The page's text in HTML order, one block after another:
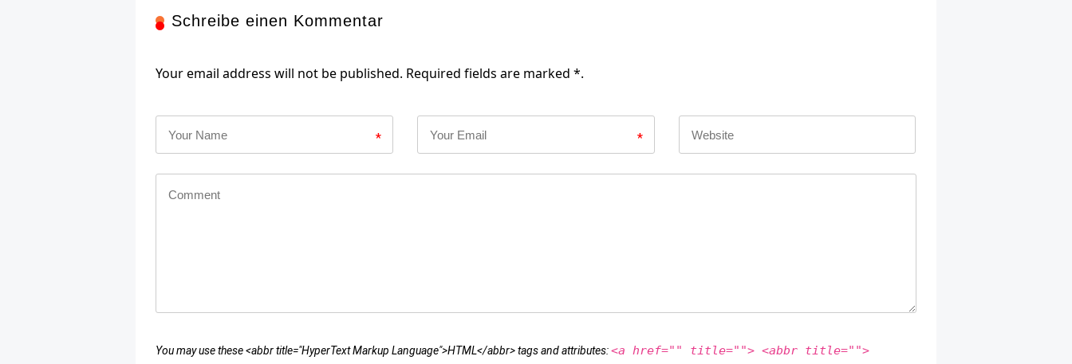
Schreibe einen Kommentar
Your email address will not be published. Required fields are marked *.
* *
You may use these <abbr title="HyperText Markup Language">HTML</abbr> tags and attributes:<a href="" title=""> <abbr title="">